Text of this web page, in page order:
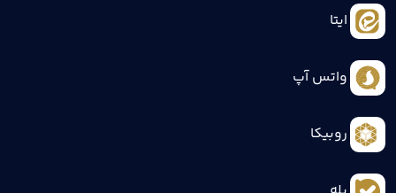
ایتا
واتس آپ
روبیکا